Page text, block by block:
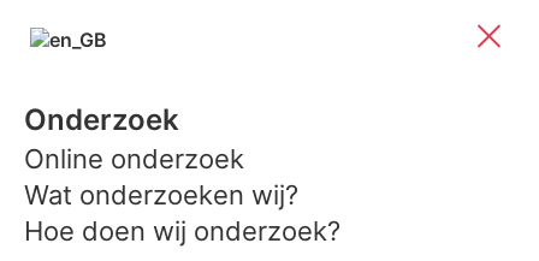
Onderzoek
Online onderzoek
Wat onderzoeken wij?
Hoe doen wij onderzoek?